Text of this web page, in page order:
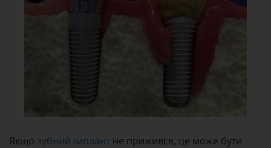
Якщо зубний імплант не прижився, це може бути